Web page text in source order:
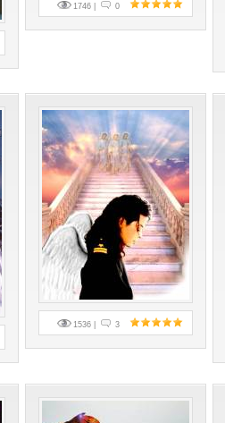
1746 | 0
1536 | 3